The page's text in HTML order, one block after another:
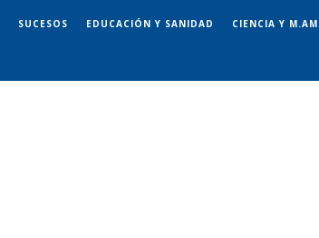
SUCESOS EDUCACIÓN Y SANIDAD CIENCIA Y